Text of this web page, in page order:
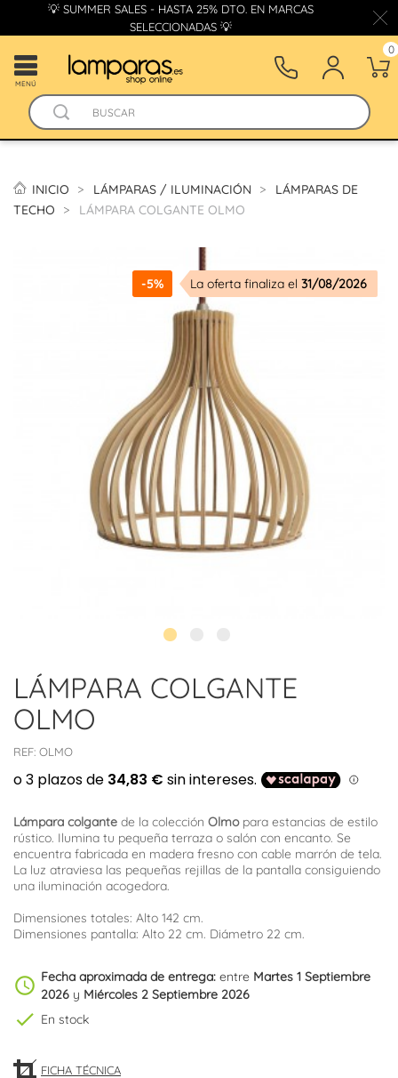
💡 SUMMER SALES - HASTA 25% DTO. EN MARCAS
SELECCIONADAS 💡
MENÚ
0
INICIO LÁMPARAS / ILUMINACIÓN
LÁMPARAS DE
TECHO
LÁMPARA COLGANTE OLMO
-5% La oferta finaliza el 31/08/2026
LÁMPARA COLGANTE
OLMO
REF: OLMO
Lámpara colgante de la colección Olmopara estancias de estilo
rústico. Ilumina tu pequeña terraza o salón con encanto. Se
encuentra fabricada en madera fresno con cable marrón de tela.
La luz atraviesa las pequeñas rejillas de la pantalla consiguiendo
una iluminación acogedora.
Dimensiones totales: Alto 142 cm.
Dimensiones pantalla: Alto 22 cm. Diámetro 22 cm.
schedule Fecha aproximada de entrega: entre Martes 1 Septiembre
2026 y Miércoles 2 Septiembre 2026
check En stock
FICHA TÉCNICA